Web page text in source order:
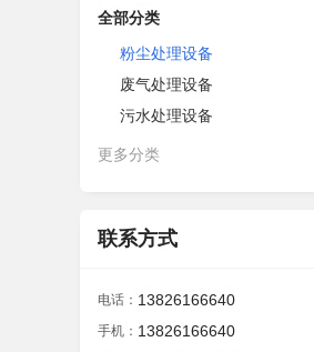
全部分类
粉尘处理设备
废气处理设备
污水处理设备
更多分类
联系方式
电话： 13826166640
手机： 13826166640